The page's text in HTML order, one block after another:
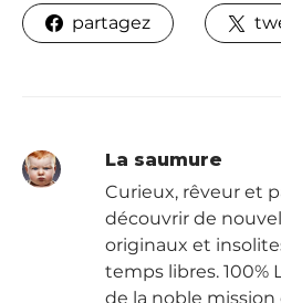
partagez
La saumure
Curieux, rêveur et
découvrir de
originaux et
temps libres. 100%
de la noble